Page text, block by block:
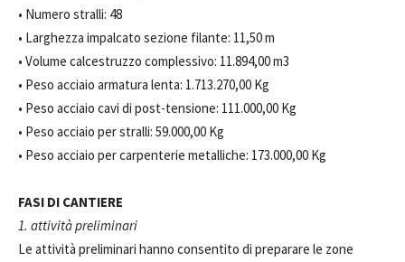
• Numero stralli: 48
• Larghezza impalcato sezione filante: 11,50 m
• Volume calcestruzzo complessivo: 11.894,00 m3
• Peso acciaio armatura lenta: 1.713.270,00 Kg
• Peso acciaio cavi di post-tensione: 111.000,00 Kg
• Peso acciaio per stralli: 59.000,00 Kg
• Peso acciaio per carpenterie metalliche: 173.000,00 Kg
FASI DI CANTIERE
1. attività preliminari
Le attività preliminari hanno consentito di preparare le zone